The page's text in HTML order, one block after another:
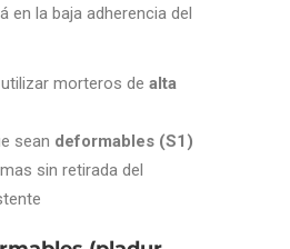
en la baja adherencia del
morteros de alta
sean deformables (S1)
sin retirada del